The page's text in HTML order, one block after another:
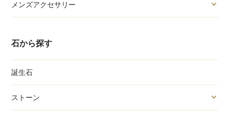
メンズアクセサリー
石から探す
誕生石
ストーン